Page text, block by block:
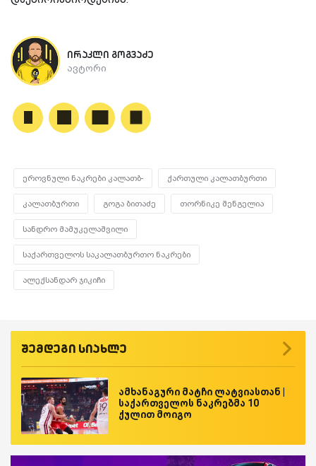
ირაკლი გოგვაძე
ავტორი
ეროვნული ნაკრები კალათბ- ქართული კალათბურთი
კალათბურთი გოგა ბითაძე თორნიკე შენგელია
სანდრო მამუკელაშვილი
საქართველოს საკალათბურთო ნაკრები
ალექსანდარ ჯიკიჩი
შემდეგი სიახლე
ამხანაგური მატჩი ლატვიასთან |
საქართველოს ნაკრებმა 10
ქულით მოიგო